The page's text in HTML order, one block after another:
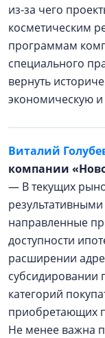
из-за чего
косметическим
программам
специального
вернуть
экономическую
Виталий
компании
— В текущих
направленные
доступности
расширении
субсидировании
категорий
приобретающих
Не менее важна